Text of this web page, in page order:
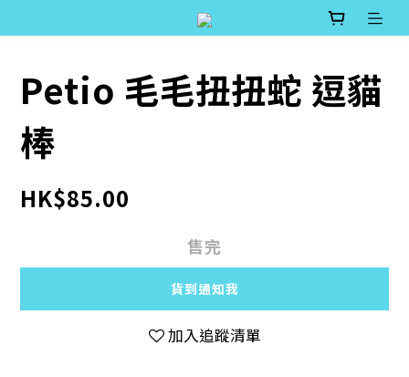
Petio 毛毛扭扭蛇 逗貓
棒
HK$85.00
售完
貨到通知我
加入追蹤清單